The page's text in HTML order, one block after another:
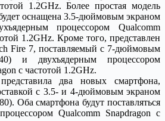
1.2GHz. Более простая модель
оснащена 3.5-дюймовым экраном
процессором Qualcomm
1.2GHz. Кроме того, представлен
Fire 7, поставляемый с 7-дюймовым
и двухъядерным процессором
c частотой 1.2GHz.
два новых смартфона,
с 3.5- и 4-дюймовым экраном
Оба смартфона будут поставляться
Qualcomm Snapdragon c